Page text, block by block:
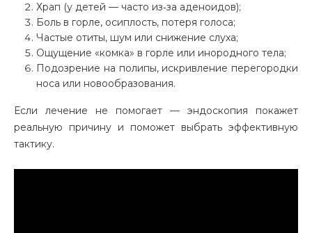
Храп (у детей — часто из‑за аденоидов);
Боль в горле, осиплость, потеря голоса;
Частые отиты, шум или снижение слуха;
Ощущение «комка» в горле или инородного тела;
Подозрение на полипы, искривление перегородки
носа или новообразования.
Если лечение не помогает — эндоскопия покажет
реальную причину и поможет выбрать эффективную
тактику.